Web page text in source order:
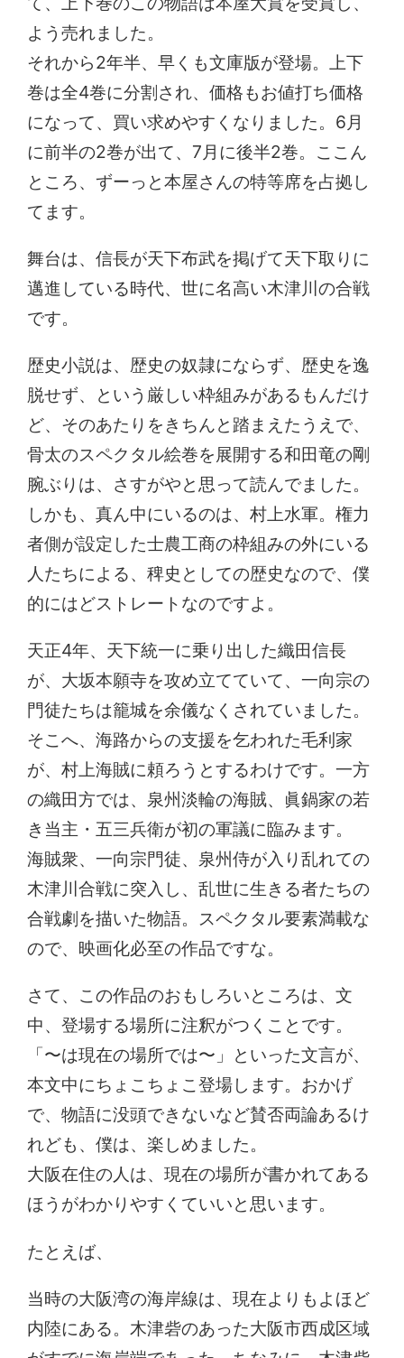
よう売れました。
それから2年半、早くも文庫版が登場。上下
巻は全4巻に分割され、価格もお値打ち価格
になって、買い求めやすくなりました。6月
に前半の2巻が出て、7月に後半2巻。ここん
ところ、ずーっと本屋さんの特等席を占拠し
てます。
舞台は、信長が天下布武を掲げて天下取りに
邁進している時代、世に名高い木津川の合戦
です。
歴史小説は、歴史の奴隷にならず、歴史を逸
脱せず、という厳しい枠組みがあるもんだけ
ど、そのあたりをきちんと踏まえたうえで、
骨太のスペクタル絵巻を展開する和田竜の剛
腕ぶりは、さすがやと思って読んでました。
しかも、真ん中にいるのは、村上水軍。権力
者側が設定した士農工商の枠組みの外にいる
人たちによる、稗史としての歴史なので、僕
的にはどストレートなのですよ。
天正4年、天下統一に乗り出した織田信長
が、大坂本願寺を攻め立てていて、一向宗の
門徒たちは籠城を余儀なくされていました。
そこへ、海路からの支援を乞われた毛利家
が、村上海賊に頼ろうとするわけです。一方
の織田方では、泉州淡輪の海賊、眞鍋家の若
き当主・五三兵衛が初の軍議に臨みます。
海賊衆、一向宗門徒、泉州侍が入り乱れての
木津川合戦に突入し、乱世に生きる者たちの
合戦劇を描いた物語。スペクタル要素満載な
ので、映画化必至の作品ですな。
さて、この作品のおもしろいところは、文
中、登場する場所に注釈がつくことです。
「〜は現在の場所では〜」といった文言が、
本文中にちょこちょこ登場します。おかげ
で、物語に没頭できないなど賛否両論あるけ
れども、僕は、楽しめました。
大阪在住の人は、現在の場所が書かれてある
ほうがわかりやすくていいと思います。
たとえば、
当時の大阪湾の海岸線は、現在よりもよほど
内陸にある。木津砦のあった大阪市西成区域